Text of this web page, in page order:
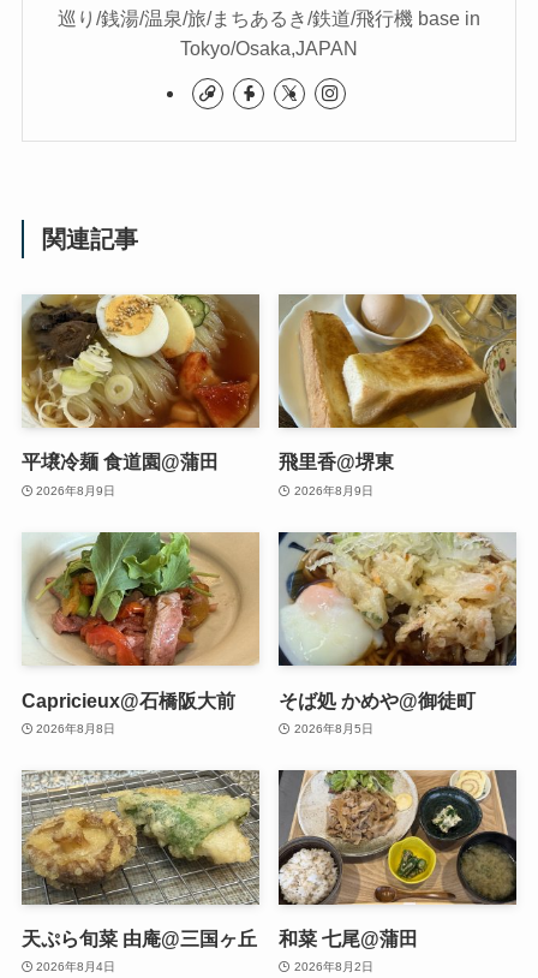
巡り/銭湯/温泉/旅/まちあるき/鉄道/飛行機 base in
Tokyo/Osaka,JAPAN
関連記事
平壌冷麺 食道園@蒲田
2026年8月9日
飛里香@堺東
2026年8月9日
Capricieux@石橋阪大前
2026年8月8日
そば処 かめや@御徒町
2026年8月5日
天ぷら旬菜 由庵@三国ヶ丘
2026年8月4日
和菜 七尾@蒲田
2026年8月2日